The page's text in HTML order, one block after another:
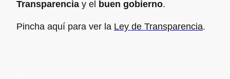
Transparencia y el buen gobierno.
Pincha aquí para ver la Ley de Transparencia.